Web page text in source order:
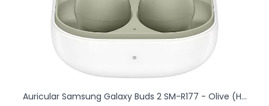
Auricular Samsung Galaxy Buds 2 SM-R177 - Olive (H...